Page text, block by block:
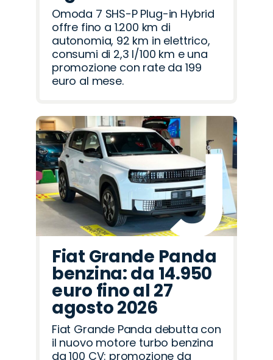
Omoda 7 SHS-P Plug-in Hybrid
offre fino a 1.200 km di
autonomia, 92 km in elettrico,
consumi di 2,3 l/100 km e una
promozione con rate da 199
euro al mese.
Fiat Grande Panda
benzina: da 14.950
euro fino al 27
agosto 2026
Fiat Grande Panda debutta con
il nuovo motore turbo benzina
da 100 CV: promozione da